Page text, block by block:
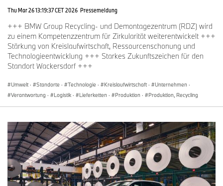
Thu Mar 26 13:19:37 CET 2026 Pressemeldung
+++ BMW Group Recycling- und Demontagezentrum (RDZ) wird
zu einem Kompetenzzentrum für Zirkularität weiterentwickelt +++
Stärkung von Kreislaufwirtschaft, Ressourcenschonung und
Technologieentwicklung +++ Starkes Zukunftszeichen für den
Standort Wackersdorf +++
Umwelt · Standorte · Technologie · Kreislaufwirtschaft · Unternehmen ·
Verantwortung · Logistik · Lieferketten · Produktion · Produktion, Recycling